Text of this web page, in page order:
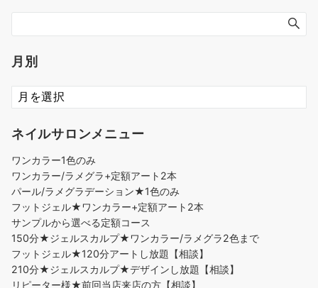
月別
ネイルサロンメニュー
ワンカラー1色のみ
ワンカラー/ラメグラ+定額アート2本
パール/ラメグラデーション★1色のみ
フットジェル★ワンカラー+定額アート2本
サンプルから選べる定額コース
150分★ジェルスカルプ★ワンカラー/ラメグラ2色まで
フットジェル★120分アートし放題【相談】
210分★ジェルスカルプ★デザインし放題【相談】
リピーター様★前回当店来店の方【相談】